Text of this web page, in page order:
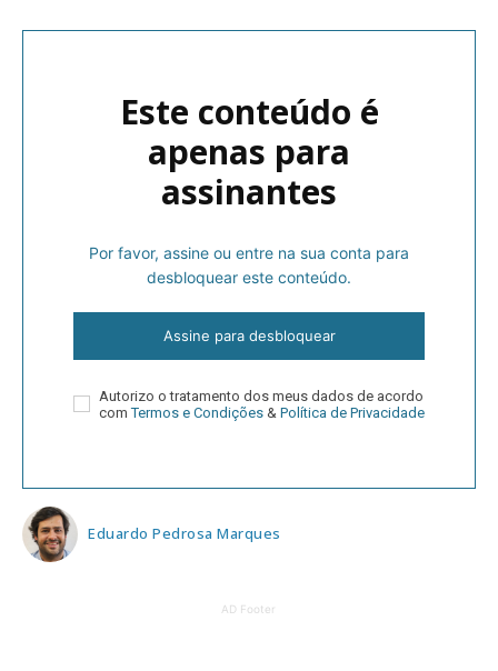
Este conteúdo é
apenas para
assinantes
Por favor, assine ou entre na sua conta para
desbloquear este conteúdo.
Assine para desbloquear
Autorizo o tratamento dos meus dados de acordo
comTermos e Condições & Política de Privacidade
Eduardo Pedrosa Marques
AD Footer